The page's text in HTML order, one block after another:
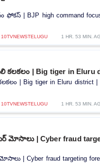
| BJP high command
10TVNEWSTELUGU 1 HR. 53 MIN.
కలకలం | Big tiger in Eluru
| Big tiger in Eluru district |
10TVNEWSTELUGU 1 HR. 53 MIN.
మోసాలు | Cyber ​​fraud
| Cyber ​​fraud targeting